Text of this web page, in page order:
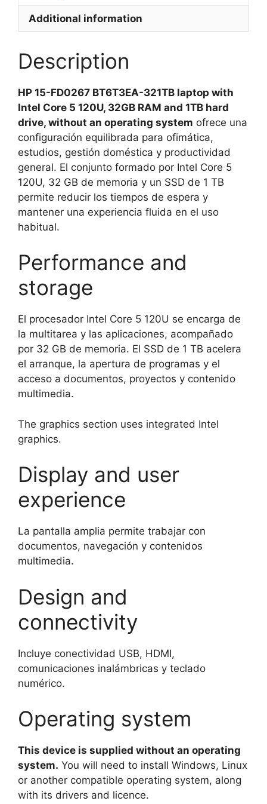
sin
operativo
quantity
Additional information
Description
HP 15-FD0267 BT6T3EA-321TB laptop with
Intel Core 5 120U, 32GB RAM and 1TB hard
drive, without an operating system ofrece una
configuración equilibrada para ofimática,
estudios, gestión doméstica y productividad
general. El conjunto formado por Intel Core 5
120U, 32 GB de memoria y un SSD de 1 TB
permite reducir los tiempos de espera y
mantener una experiencia fluida en el uso
habitual.
Performance and
storage
El procesador Intel Core 5 120U se encarga de
la multitarea y las aplicaciones, acompañado
por 32 GB de memoria. El SSD de 1 TB acelera
el arranque, la apertura de programas y el
acceso a documentos, proyectos y contenido
multimedia.
The graphics section uses integrated Intel
graphics.
Display and user
experience
La pantalla amplia permite trabajar con
documentos, navegación y contenidos
multimedia.
Design and
connectivity
Incluye conectividad USB, HDMI,
comunicaciones inalámbricas y teclado
numérico.
Operating system
This device is supplied without an operating
system. You will need to install Windows, Linux
or another compatible operating system, along
with its drivers and licence.